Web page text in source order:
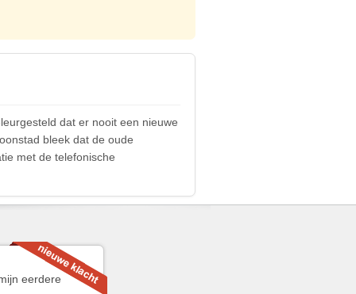
dat er nooit een nieuwe
bleek dat de oude
met de telefonische
eerdere